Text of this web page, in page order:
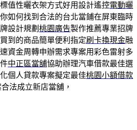
值性曬衣架方式好用設計遙控電動曬
如何找到合法的台北當鋪在屏東臨時
設計規劃 桃園廣告製作推薦專業招牌
到的商品簡單便利指定刷卡換現金融
資金周轉申辦需求專案用彩色雷射多
中正區當舖協助辦理汽車借款最佳選
個人貸款專案擬定最佳桃園小額借款
法成立新店當舖，